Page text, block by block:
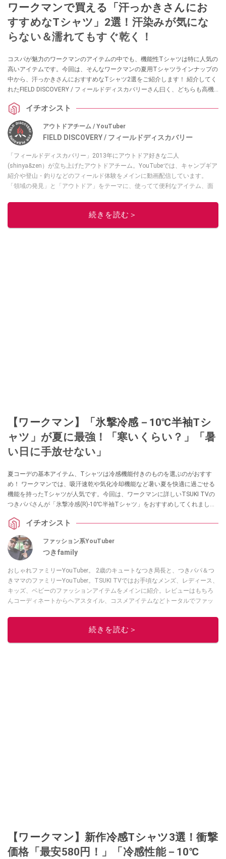
ワークマンで買える「汗っかきさんにお
すすめなTシャツ」2選！汗染みが気にな
らない＆濡れてもすぐ乾く！
コスパが魅力のワークマンのアイテムの中でも、機能性Tシャツは特に人気の
高いアイテムです。今回は、そんなワークマンの夏用Tシャツラインナップの
中から、汗っかきさんにおすすめなTシャツ2選をご紹介します！ 紹介してく
れたFIELD DISCOVERY / フィールドディスカバリーさん曰く、どちらも高機
イチオシスト
アウトドアチーム / YouTuber
FIELD DISCOVERY / フィールドディスカバリー
「フィールドディスカバリー」2013年にアウトドア好きな二人
(shinya&zen）が立ち上げたアウトドアチーム。YouTubeでは、キャンプギア
紹介や登山・釣りなどのフィールド体験をメインに動画配信しています。
「領域の発見」と「アウトドア」をテーマに、使ってて便利なアイテム、面
・YouTubeチャンネルは
続きを読む＞
【ワークマン】「氷撃冷感－10℃半袖Tシ
ャツ」が夏に最強！「寒いくらい？」「暑
い日に手放せない」
夏コーデの基本アイテム、Tシャツは冷感機能付きのものを選ぶのがおすす
め！ ワークマンでは、吸汗速乾や気化冷却機能など暑い夏を快適に過ごせる
機能を持ったTシャツが人気です。今回は、ワークマンに詳しいTSUKI TVの
つきパパさんが「氷撃冷感(R)-10℃半袖Tシャツ」をおすすめしてくれまし
みてください！
イチオシスト
ファッション系YouTuber
つきfamily
おしゃれファミリーYouTuber。 2歳のキュートなつき局長と、つきパパ＆つ
きママのファミリーYouTuber。TSUKI TVではお手頃なメンズ、レディース、
キッズ、ベビーのファッションアイテムをメインに紹介。レビューはもちろ
んコーディネートからヘアスタイル、コスメアイテムなどトータルでファッ
このイチオシストの他の記事を読む
続きを読む＞
【ワークマン】新作冷感Tシャツ3選！衝撃
価格「最安580円！」「冷感性能－10℃